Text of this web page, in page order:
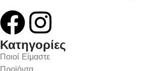
Κατηγορίες
Ποιοί Είμαστε
Προϊόντα